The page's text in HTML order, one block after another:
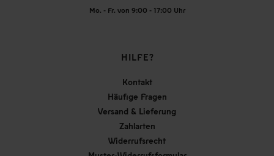
Mo. - Fr. von 9:00 - 17:00 Uhr
HILFE?
Kontakt
Häufige Fragen
Versand & Lieferung
Zahlarten
Widerrufsrecht